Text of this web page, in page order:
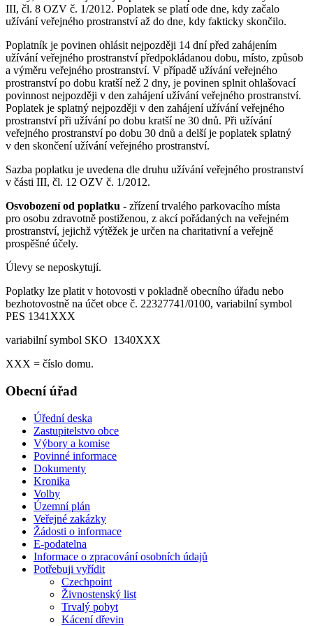
III, čl. 8 OZV č. 1/2012. Poplatek se platí ode dne, kdy začalo
užívání veřejného prostranství až do dne, kdy fakticky skončilo.
Poplatník je povinen ohlásit nejpozději 14 dní před zahájením
užívání veřejného prostranství předpokládanou dobu, místo, způsob
a výměru veřejného prostranství. V případě užívání veřejného
prostranství po dobu kratší než 2 dny, je povinen splnit ohlašovací
povinnost nejpozději v den zahájení užívání veřejného prostranství.
Poplatek je splatný nejpozději v den zahájení užívání veřejného
prostranství při užívání po dobu kratší ne 30 dnů. Při užívání
veřejného prostranství po dobu 30 dnů a delší je poplatek splatný
v den skončení užívání veřejného prostranství.
Sazba poplatku je uvedena dle druhu užívání veřejného prostranství
v části III, čl. 12 OZV č. 1/2012.
Osvobození od poplatku - zřízení trvalého parkovacího místa
pro osobu zdravotně postiženou, z akcí pořádaných na veřejném
prostranství, jejichž výtěžek je určen na charitativní a veřejně
prospěšné účely.
Úlevy se neposkytují.
Poplatky lze platit v hotovosti v pokladně obecního úřadu nebo
bezhotovostně na účet obce č. 22327741/0100, variabilní symbol
PES 1341XXX
variabilní symbol SKO 1340XXX
XXX = číslo domu.
Obecní úřad
Úřední deska
Zastupitelstvo obce
Výbory a komise
Povinné informace
Dokumenty
Kronika
Volby
Územní plán
Veřejné zakázky
Žádosti o informace
E-podatelna
Informace o zpracování osobních údajů
Potřebuji vyřídit
Czechpoint
Živnostenský list
Trvalý pobyt
Kácení dřevin